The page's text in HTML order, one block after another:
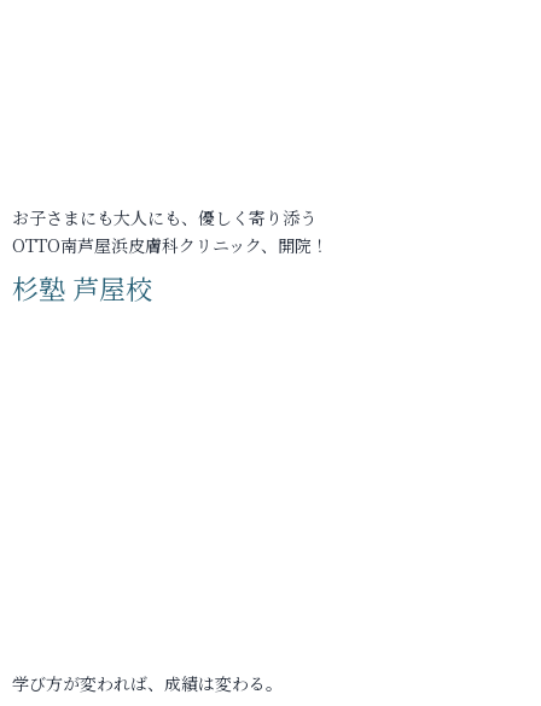
お子さまにも大人にも、優しく寄り添う
OTTO南芦屋浜皮膚科クリニック、開院！
杉塾 芦屋校
学び方が変われば、成績は変わる。